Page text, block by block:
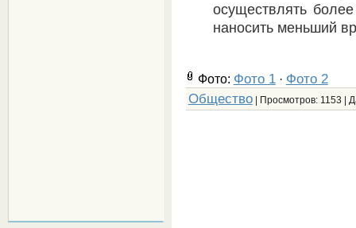
осуществлять
наносить меньший
Фото: Фото 1· Фото 2
Общество| Просмотров: 1153 |